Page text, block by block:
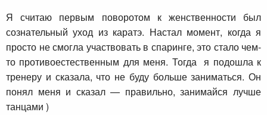
Я считаю первым поворотом к женственности был
сознательный уход из каратэ. Настал момент, когда я
просто не смогла участвовать в спаринге, это стало чем-
то противоестественным для меня. Тогда я подошла к
тренеру и сказала, что не буду больше заниматься. Он
понял меня и сказал — правильно, занимайся лучше
танцами )